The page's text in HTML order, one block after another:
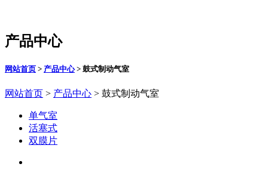
产品中心
网站首页 > 产品中心> 鼓式制动气室
网站首页 > 产品中心 > 鼓式制动气室
单气室
活塞式
双膜片